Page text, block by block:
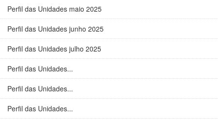
Perfil das Unidades maio 2025
Perfil das Unidades junho 2025
Perfil das Unidades julho 2025
Perfil das Unidades...
Perfil das Unidades...
Perfil das Unidades...